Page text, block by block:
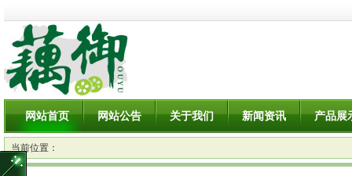
网站首页 网站公告 关于我们 新闻资讯 产品展
当前位置：